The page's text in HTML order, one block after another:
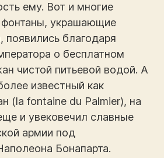
ему. Вот и многие
украшающие
благодаря
о бесплатном
чистой питьевой водой. А
известный как
(la fontaine du Palmier), на
и увековечил славные
армии под
Бонапарта.